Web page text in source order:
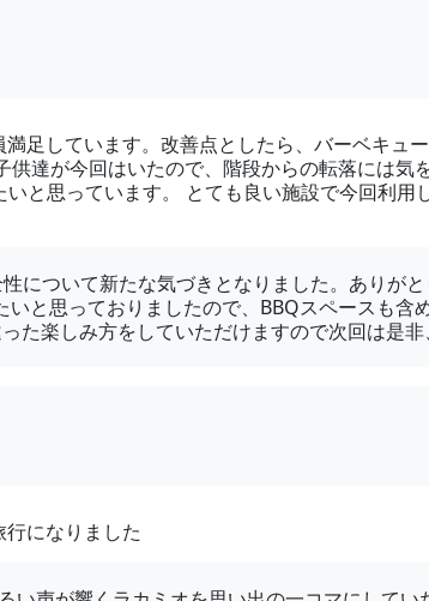
足しています。改善点としたら、バーベキュ
達が今回はいたので、階段からの転落には気
と思っています。 とても良い施設で今回利用
について新たな気づきとなりました。ありが
と思っておりましたので、BBQスペースも含
た楽しみ方をしていただけますので次回は是
になりました